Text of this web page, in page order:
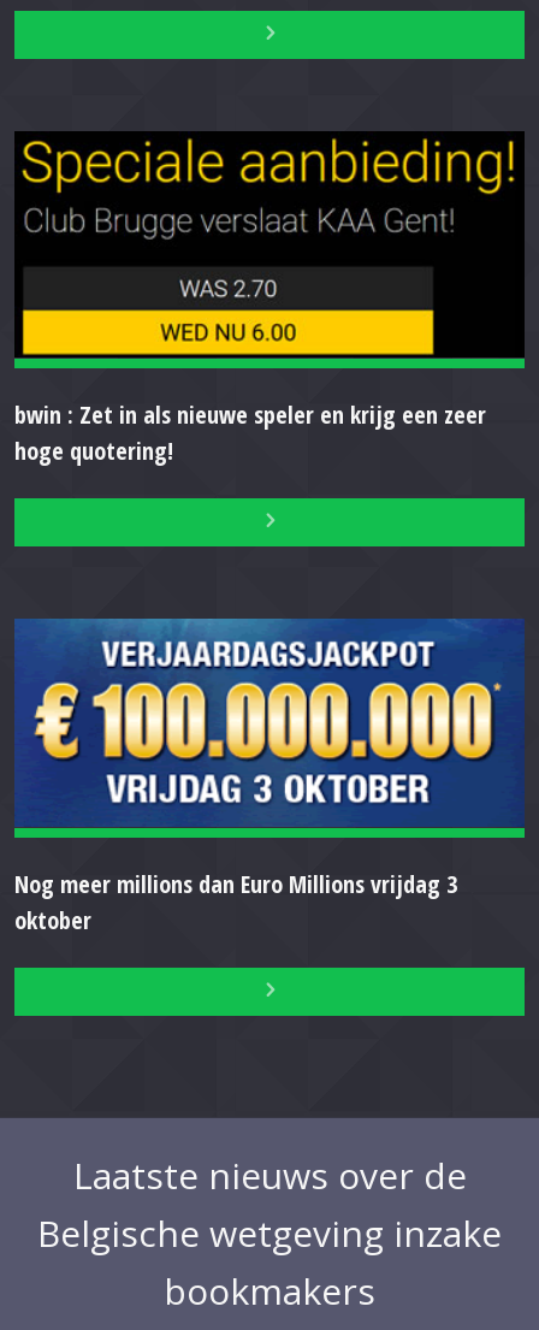
bwin : Zet in als nieuwe speler en krijg een zeer
hoge quotering!
Nog meer millions dan Euro Millions vrijdag 3
oktober
Laatste nieuws over de
Belgische wetgeving inzake
bookmakers